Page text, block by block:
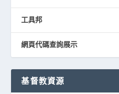
工具邦
網頁代碼查詢展示
基督教資源